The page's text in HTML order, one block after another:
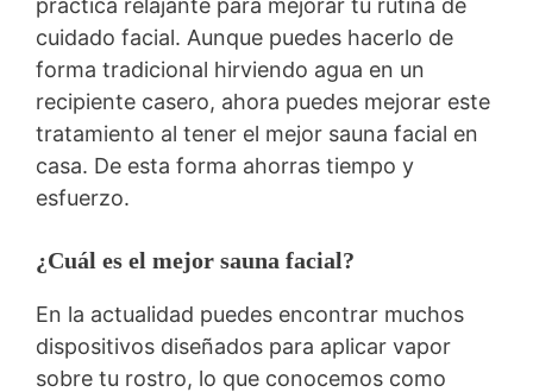
práctica relajante para mejorar tu rutina de
cuidado facial. Aunque puedes hacerlo de
forma tradicional hirviendo agua en un
recipiente casero, ahora puedes mejorar este
tratamiento al tener el mejor sauna facial en
casa. De esta forma ahorras tiempo y
esfuerzo.
¿Cuál es el mejor sauna facial?
En la actualidad puedes encontrar muchos
dispositivos diseñados para aplicar vapor
sobre tu rostro, lo que conocemos como